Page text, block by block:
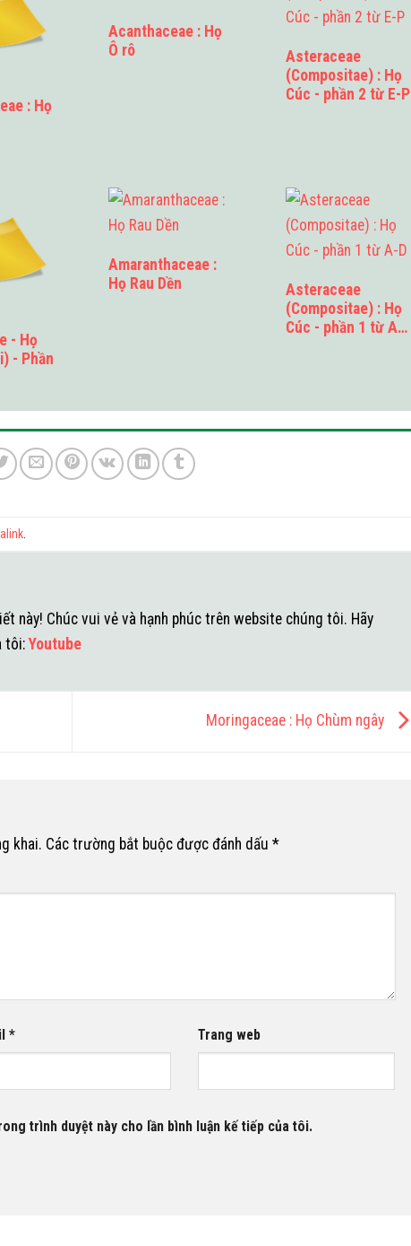
: Họ
Acanthaceae : Họ
Ô rô
Asteraceae
(Compositae) : Họ
Cúc - phần 2 từ E-P
- Họ
- Phần
Amaranthaceae :
Họ Rau Dền
Asteraceae
(Compositae) : Họ
Cúc - phần 1 từ A-
này! Chúc vui vẻ và hạnh phúc trên website chúng tôi. Hãy
tôi:Youtube
Moringaceae : Họ Chùm ngây
khai. Các trường bắt buộc được đánh dấu *
* Trang web
trình duyệt này cho lần bình luận kế tiếp của tôi.